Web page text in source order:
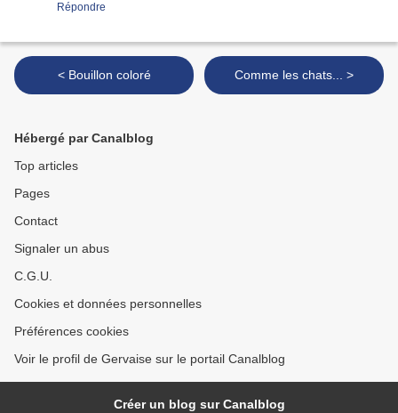
Répondre
< Bouillon coloré Comme les chats... >
Hébergé par Canalblog
Top articles
Pages
Contact
Signaler un abus
C.G.U.
Cookies et données personnelles
Préférences cookies
Voir le profil de Gervaise sur le portail Canalblog
Créer un blog sur Canalblog